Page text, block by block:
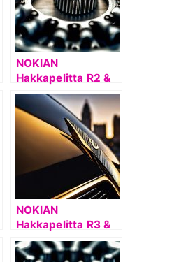
NOKIAN
Hakkapelitta R2 &
NOKIAN
HAKKAPELIITTA R2
NOKIAN
Hakkapelitta R3 &
NOKIAN
HAKKAPELIITTA R3